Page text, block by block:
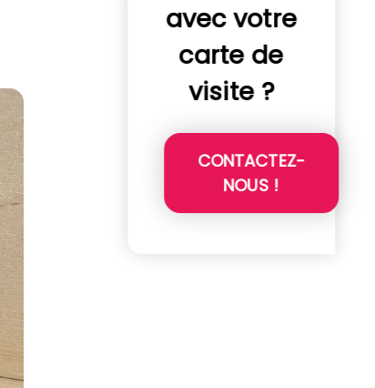
avec votre
carte de
visite ?
CONTACTEZ-
NOUS !